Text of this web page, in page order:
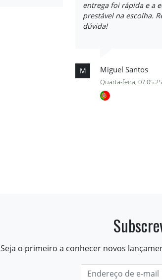
entrega foi rápida e a
prestável na escolha.
dúvida!
M Miguel Santos
Quarta-feira, 07.05.25
Seja o primeiro a conhecer novos